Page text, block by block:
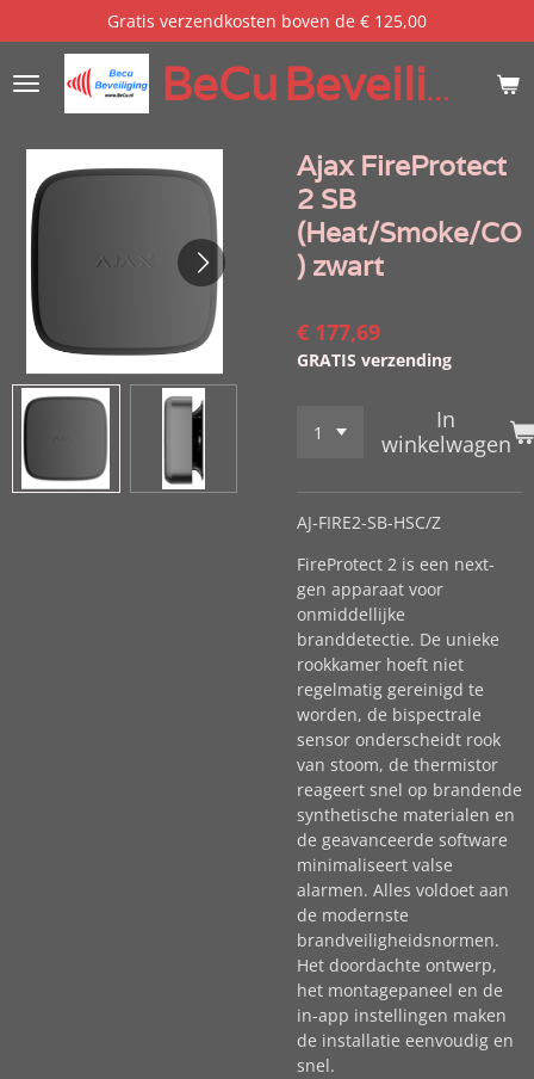
direct
naar
de
BeCuBeveiliging
Gratis verzendkosten boven de € 125,00
Ajax FireProtect
2 SB
(Heat/Smoke/CO
) zwart
€ 177,69
GRATIS verzending
In
winkelwagen
AJ-FIRE2-SB-HSC/Z
FireProtect 2 is een next-
gen apparaat voor
onmiddellijke
branddetectie. De unieke
rookkamer hoeft niet
regelmatig gereinigd te
worden, de bispectrale
sensor onderscheidt rook
van stoom, de thermistor
reageert snel op brandende
synthetische materialen en
de geavanceerde software
minimaliseert valse
alarmen. Alles voldoet aan
de modernste
brandveiligheidsnormen.
Het doordachte ontwerp,
het montagepaneel en de
in-app instellingen maken
de installatie eenvoudig en
snel.